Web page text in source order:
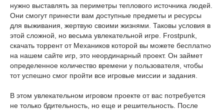
нужно выставлять за периметры теплового источника людей.
Они смогут принести вам доступные предметы и ресурсы
для выживания, жертвую своими жизнями. Таковы условия в
этой сложной, но весьма увлекательной игре. Frostpunk,
скачать торрент от Механиков которой вы можете бесплатно
на нашем сайте игр, это неординарный проект. Он займет
определенное количество времени у пользователя, чтобы
тот успешно смог пройти все игровые миссии и задания.
В этом увлекательном игровом проекте от вас потребуется
не только бдительность, но еще и решительность. После